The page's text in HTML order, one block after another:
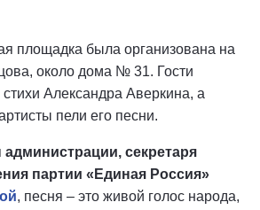
площадка была организована на
около дома № 31. Гости
стихи Александра Аверкина, а
пели его песни.
администрации, секретаря
партии «Единая Россия»
, песня – это живой голос народа,